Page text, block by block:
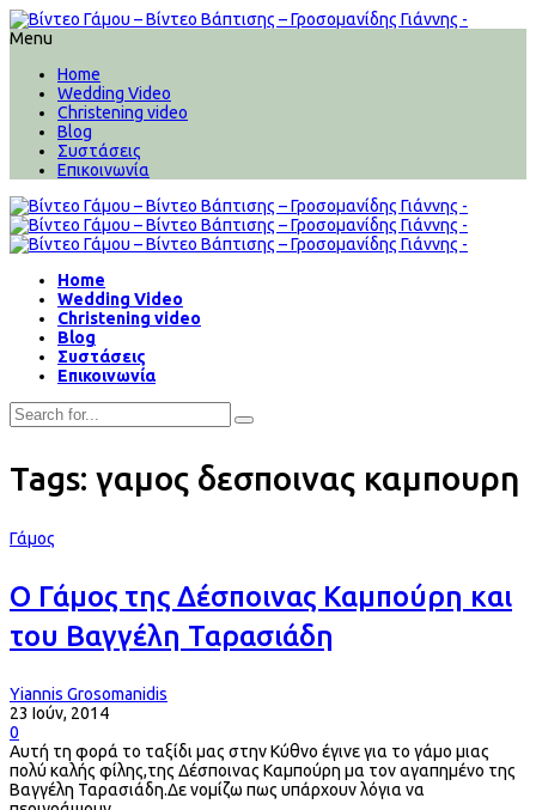
Menu
Home
Wedding Video
Christening video
Blog
Συστάσεις
Επικοινωνία
Home
Wedding Video
Christening video
Blog
Συστάσεις
Επικοινωνία
Tags: γαμος δεσποινας καμπουρη
Γάμος
Ο Γάμος της Δέσποινας Καμπούρη και
του Βαγγέλη Ταρασιάδη
Yiannis Grosomanidis
23 Ιούν, 2014
0
Aυτή τη φορά το ταξίδι μας στην Κύθνο έγινε για το γάμο μιας
πολύ καλής φίλης,της Δέσποινας Καμπούρη μα τον αγαπημένο της
Βαγγέλη Ταρασιάδη.Δε νομίζω πως υπάρχουν λόγια να